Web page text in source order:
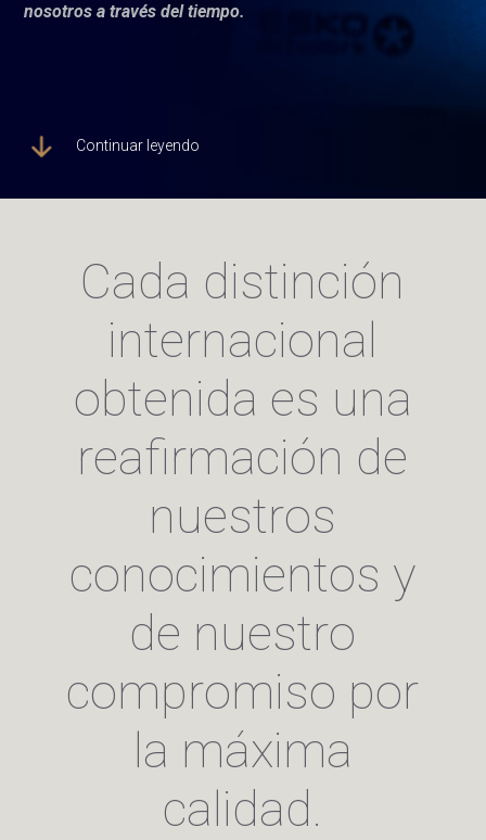
nosotros a través del tiempo.
Continuar leyendo
Cada distinción
internacional
obtenida es una
reafirmación de
nuestros
conocimientos y
de nuestro
compromiso por
la máxima
calidad.